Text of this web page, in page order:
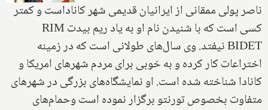
ناصر پولی ممقانی از ایرانیان قدیمی شهر‌ کانادا‌ست و کمتر
کسی است که با شنیدن نام او به یاد ریم بیدت‌RIM
BIDETنیفتد. وی سال‌های طولانی است که در‌ زمینه
اختراعات کار کرده و به خوبی برای مردم شهر‌های امریکا و
کانادا‌ شناخته شده است. او نمایشگاه‌های بزرگی در شهرهای‌
متفاوت بخصوص تورنتو‌ برگزار نموده است وحمام‌های